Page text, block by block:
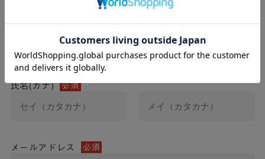
氏名 必須
氏名(カナ) 必須
メールアドレス 必須